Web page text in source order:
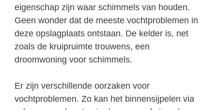
eigenschap zijn waar schimmels van houden.
Geen wonder dat de meeste vochtproblemen in
deze opslagplaats ontstaan. De kelder is, net
zoals de kruipruimte trouwens, een
droomwoning voor schimmels.
Er zijn verschillende oorzaken voor
vochtproblemen. Zo kan het binnensijpelen via